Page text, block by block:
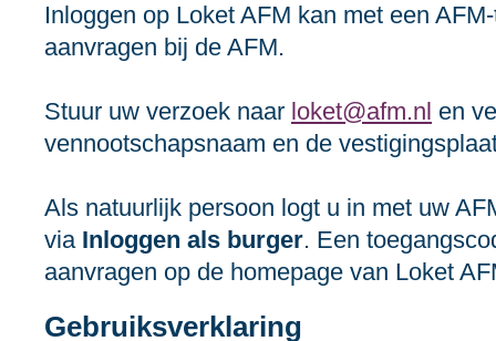
Inloggen op Loket AFM kan met een
aanvragen bij de AFM.
Stuur uw verzoek naar loket@afm.nl en
vennootschapsnaam en de
Als natuurlijk persoon logt u in met uw
via Inloggen als burger. Een
aanvragen op de homepage van Loket
Gebruiksverklaring